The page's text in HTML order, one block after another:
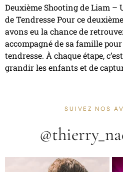
Deuxième Shooting de Liam –
de Tendresse Pour ce
avons eu la chance de
accompagné de sa famille
tendresse. À chaque étape,
grandir les enfants et de
SUIVEZ NOS